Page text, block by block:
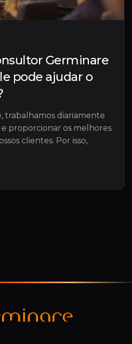
Germinare
pode ajudar o
trabalhamos diariamente
proporcionar os melhores
clientes. Por isso,